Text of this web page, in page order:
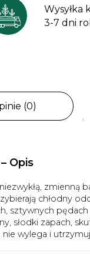
Wysyłka
3-7 dni
(0)
– Opis
zmienną
chłodny
sztywnych
słodki zapach,
wylega i